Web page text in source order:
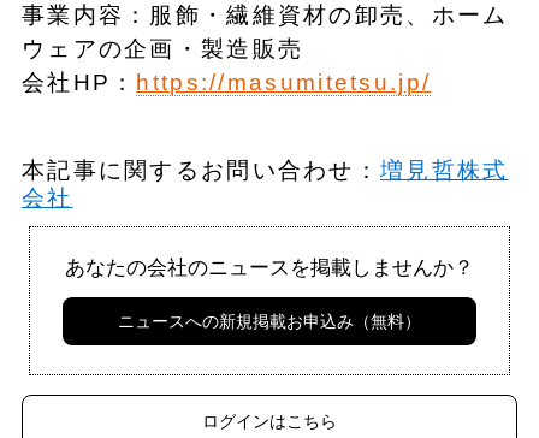
事業内容：服飾・繊維資材の卸売、ホーム
ウェアの企画・製造販売
会社HP：
https://masumitetsu.jp/
本記事に関するお問い合わせ：増見哲株式
会社
あなたの会社のニュースを掲載しませんか？
ニュースへの新規掲載お申込み（無料）
ログインはこちら